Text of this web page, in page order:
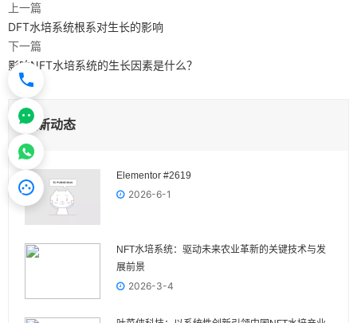
上一篇
DFT水培系统根系对生长的影响
下一篇
影响NFT水培系统的生长因素是什么？
最新动态
Elementor #2619
2026-6-1
NFT水培系统：驱动未来农业革新的关键技术与发
展前景
2026-3-4